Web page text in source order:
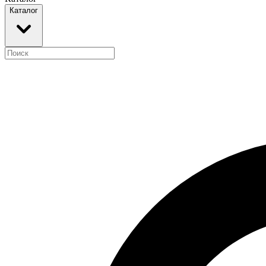
Каталог